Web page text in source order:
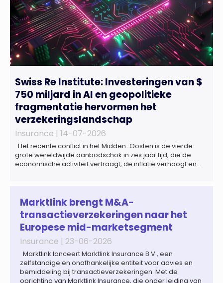
Swiss Re Institute: Investeringen van $
750 miljard in AI en geopolitieke
fragmentatie hervormen het
verzekeringslandschap
Insurance | 14-07-2026
Het recente conflict in het Midden-Oosten is de vierde
grote wereldwijde aanbodschok in zes jaar tijd, die de
economische activiteit vertraagt, de inflatie verhoogt en
wereldwijd naar verwachting afnemen tot 1,3% in reële
termen in […]
Marktlink brengt M&A-
transactieverzekeringen naar het
Europese mid-marketsegment
Insurance | 23-06-2026
Marktlink lanceert Marktlink Insurance B.V., een
zelfstandige en onafhankelijke entiteit voor advies en
bemiddeling bij transactieverzekeringen. Met de
oprichting van Marktlink Insurance, die onder leiding van